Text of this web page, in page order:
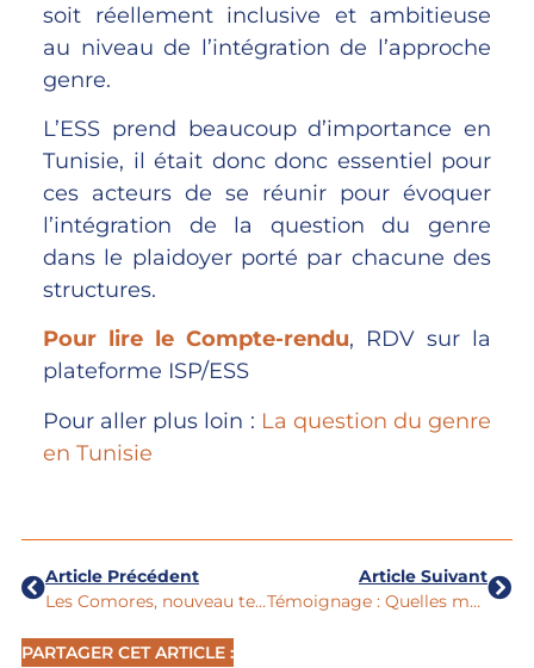
soit réellement inclusive et ambitieuse
au niveau de l’intégration de l’approche
genre.
L’ESS prend beaucoup d’importance en
Tunisie, il était donc donc essentiel pour
ces acteurs de se réunir pour évoquer
l’intégration de la question du genre
dans le plaidoyer porté par chacune des
structures.
Pour lire le Compte-rendu, RDV sur la
plateforme ISP/ESS
Pour aller plus loin : La question du genre
en Tunisie
Article Précédent
Les Comores, nouveau territoire d’intervention pour l’ICOSI
Article Suivant
Témoignage : Quelles menaces pèsent sur la loi ESS en Tunisie ?
PARTAGER CET ARTICLE :